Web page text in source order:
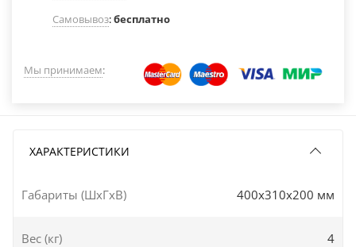
Самовывоз:бесплатно
Мы принимаем:
ХАРАКТЕРИСТИКИ
Габариты (ШxГxВ) 400x310x200 мм
Вес (кг) 4